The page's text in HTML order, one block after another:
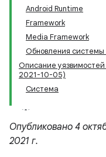
Android Runtime
Framework
Media Framework
Обновления системы
Описание
2021-10-05)
Система
Опубликовано 4
2021 г.